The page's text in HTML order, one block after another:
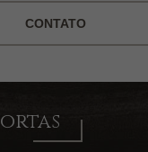
CONTATO